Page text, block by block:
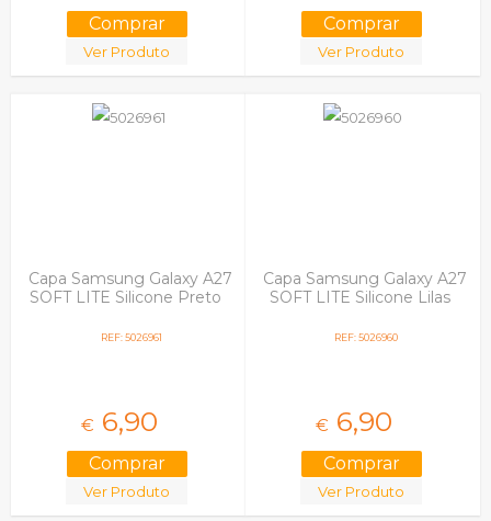
Ver Produto Ver Produto
Capa Samsung Galaxy A27
SOFT LITE Silicone Preto
REF: 5026961
€ 6,90
Ver Produto
Capa Samsung Galaxy A27
SOFT LITE Silicone Lilas
REF: 5026960
€ 6,90
Ver Produto